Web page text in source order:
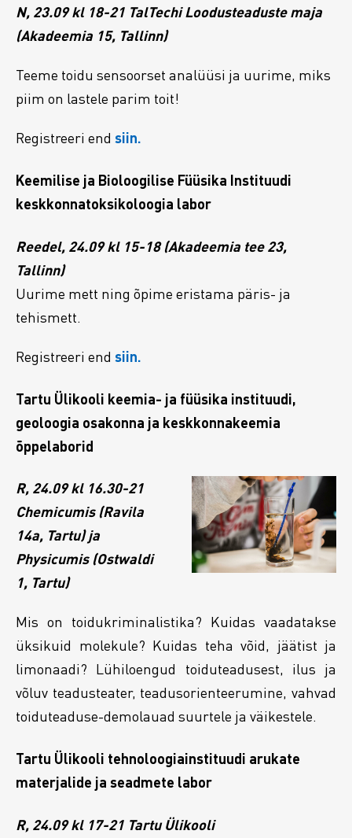
N, 23.09 kl 18-21 TalTechi Loodusteaduste maja
(Akadeemia 15, Tallinn)
Teeme toidu sensoorset analüüsi ja uurime, miks
piim on lastele parim toit!
Registreeri end siin.
Keemilise ja Bioloogilise Füüsika Instituudi
keskkonnatoksikoloogia labor
Reedel, 24.09 kl 15-18 (Akadeemia tee 23,
Tallinn)
Uurime mett ning õpime eristama päris- ja
tehismett.
Registreeri end siin.
Tartu Ülikooli keemia- ja füüsika instituudi,
geoloogia osakonna ja keskkonnakeemia
õppelaborid
R, 24.09 kl 16.30-21
Chemicumis (Ravila
14a, Tartu) ja
Physicumis (Ostwaldi
1, Tartu)
Mis on toidukriminalistika? Kuidas vaadatakse
üksikuid molekule? Kuidas teha võid, jäätist ja
limonaadi? Lühiloengud toiduteadusest, ilus ja
võluv teadusteater, teadusorienteerumine, vahvad
toiduteaduse-demolauad suurtele ja väikestele.
Tartu Ülikooli tehnoloogiainstituudi arukate
materjalide ja seadmete labor
R, 24.09 kl 17-21 Tartu Ülikooli